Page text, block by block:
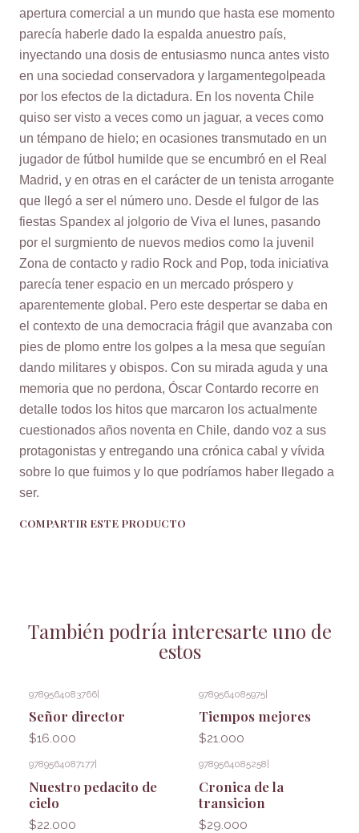
apertura comercial a un mundo que hasta ese momento
parecía haberle dado la espalda anuestro país,
inyectando una dosis de entusiasmo nunca antes visto
en una sociedad conservadora y largamentegolpeada
por los efectos de la dictadura. En los noventa Chile
quiso ser visto a veces como un jaguar, a veces como
un témpano de hielo; en ocasiones transmutado en un
jugador de fútbol humilde que se encumbró en el Real
Madrid, y en otras en el carácter de un tenista arrogante
que llegó a ser el número uno. Desde el fulgor de las
fiestas Spandex al jolgorio de Viva el lunes, pasando
por el surgmiento de nuevos medios como la juvenil
Zona de contacto y radio Rock and Pop, toda iniciativa
parecía tener espacio en un mercado próspero y
aparentemente global. Pero este despertar se daba en
el contexto de una democracia frágil que avanzaba con
pies de plomo entre los golpes a la mesa que seguían
dando militares y obispos. Con su mirada aguda y una
memoria que no perdona, Óscar Contardo recorre en
detalle todos los hitos que marcaron los actualmente
cuestionados años noventa en Chile, dando voz a sus
protagonistas y entregando una crónica cabal y vívida
sobre lo que fuimos y lo que podríamos haber llegado a
ser.
COMPARTIR ESTE PRODUCTO
También podría interesarte uno de
estos
9789564083766
Señor director
$16.000
9789564085975
Tiempos mejores
$21.000
9789564087177
Nuestro pedacito de
cielo
$22.000
9789564085258
Cronica de la
transicion
$29.000